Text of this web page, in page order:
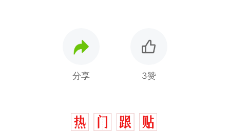
分享 3赞
热
那个在床头放菜刀的女孩，